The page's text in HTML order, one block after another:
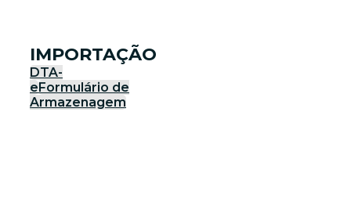
IMPORTAÇÃO
DTA-
eFormulário de
Armazenagem